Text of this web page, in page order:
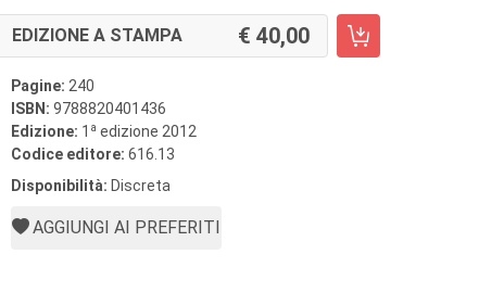
EDIZIONE A STAMPA 40,00
Pagine: 240
ISBN: 9788820401436
Edizione: 1 a edizione 2012
Codice editore: 616.13
Disponibilità: Discreta
AGGIUNGI AI PREFERITI